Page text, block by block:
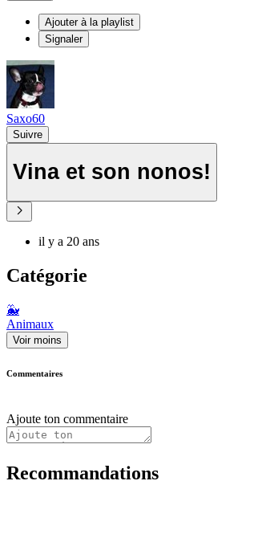
Ajouter à la playlist
Signaler
Saxo60
Suivre
Vina et son nonos!
il y a 20 ans
Catégorie
🐳
Animaux
Voir moins
Commentaires
Ajoute ton commentaire
Recommandations